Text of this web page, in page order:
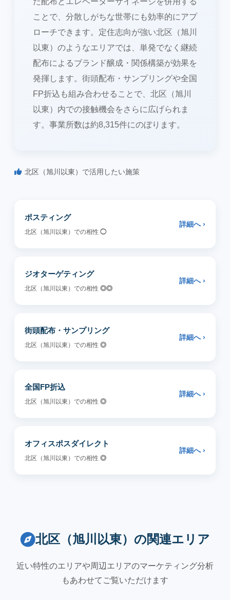
ことで、分散しがちな世帯にも効率的にアプ
ローチできます。定住志向が強い北区（旭川
以東）のようなエリアでは、単発でなく継続
配布によるブランド醸成・関係構築が効果を
発揮します。街頭配布・サンプリングや全国
FP折込も組み合わせることで、北区（旭川
以東）内での接触機会をさらに広げられま
す。事業所数は約8,315件にのぼります。
北区（旭川以東）で活用したい施策
ポスティング
北区（旭川以東）での相性 ◯
詳細へ ›
ジオターゲティング
北区（旭川以東）での相性 ◎◎
詳細へ ›
街頭配布・サンプリング
北区（旭川以東）での相性 ◎
詳細へ ›
全国FP折込
北区（旭川以東）での相性 ◎
詳細へ ›
オフィスポスダイレクト
北区（旭川以東）での相性 ◎
詳細へ ›
北区（旭川以東）の関連エリア
近い特性のエリアや周辺エリアのマーケティング分析
もあわせてご覧いただけます